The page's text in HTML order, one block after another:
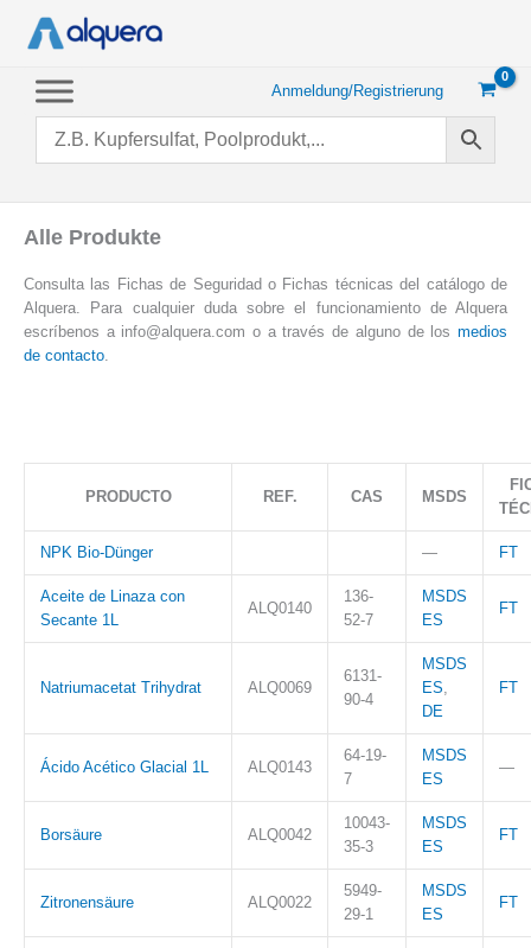
Inhalt
Anmeldung/Registrierung
Alle Produkte
Consulta las Fichas de Seguridad o Fichas técnicas del catálogo de
Alquera. Para cualquier duda sobre el funcionamiento de Alquera
escríbenos a info@alquera.com o a través de alguno de los medios
de contacto.
PRODUCTO REF. CAS MSDS
NPK Bio-Dünger — FT
Aceite de Linaza con
Secante 1L
ALQ0140
136-
52-7
MSDS
ES
FT
Natriumacetat Trihydrat ALQ0069
6131-
90-4
MSDS
ES,
DE
FT
Ácido Acético Glacial 1L ALQ0143
64-19-
7
MSDS
ES
—
Borsäure ALQ0042
10043-
35-3
MSDS
ES
FT
Zitronensäure ALQ0022
5949-
29-1
MSDS
ES
FT